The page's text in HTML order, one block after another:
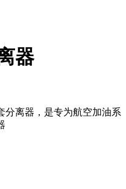
器
分离器，是专为航空加油系